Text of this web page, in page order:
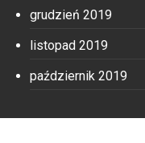
grudzień 2019
listopad 2019
październik 2019